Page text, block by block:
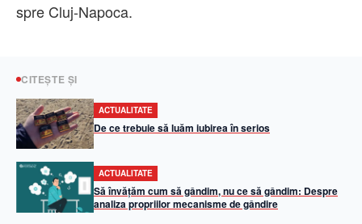
spre Cluj-Napoca.
CITEȘTE ȘI
ACTUALITATE
De ce trebuie să luăm iubirea în serios
ACTUALITATE
Să învățăm cum să gândim, nu ce să gândim: Despre
analiza propriilor mecanisme de gândire